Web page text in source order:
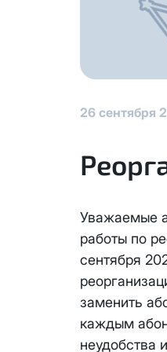
26 сентября
Уважаемые
работы по
сентября
заменить
каждым
неудобства